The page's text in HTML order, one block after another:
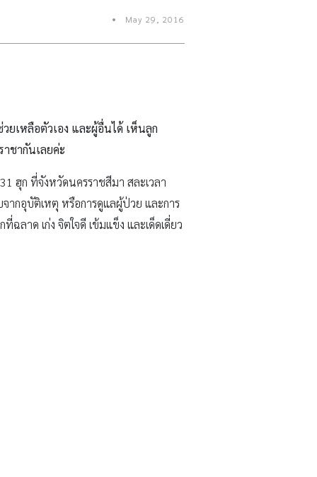
May 29, 2016
เหลือตัวเอง และผู้อื่นได้ เห็นลูก
ชากันเลยค่ะ
ฮุก ที่จังหวัดนครราชสีมา สละเวลา
ากอุบัติเหตุ หรือการดูแลผู้ป่วย และการ
าด เก่ง จิตใจดี เข้มแข็ง และเด็ดเดี่ยว